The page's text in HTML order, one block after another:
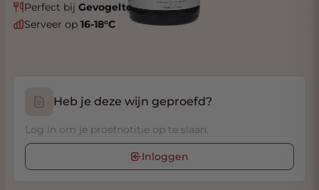
Perfect bij Gevogelte
Serveer op 16-18°C
Heb je deze wijn geproefd?
Log in om je proefnotitie op te slaan.
Inloggen